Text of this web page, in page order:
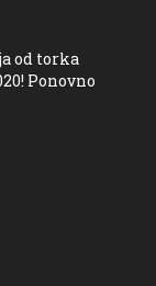
od torka
Ponovno